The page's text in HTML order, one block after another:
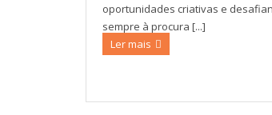
oportunidades criativas e
sempre à procura [...]
Ler mais